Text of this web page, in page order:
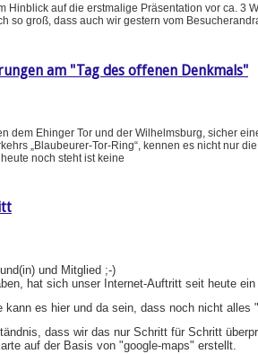
Hinblick auf die erstmalige Präsentation vor ca.
so groß, dass auch wir gestern vom
am "Tag des offenen Denkmals"
dem Ehinger Tor und der Wilhelmsburg, sicher
„Blaubeurer-Tor-Ring“, kennen es nicht nur
noch steht ist keine
und Mitglied ;-)
hat sich unser Internet-Auftritt seit heute ein
kann es hier und da sein, dass noch nicht
dass wir das nur Schritt für Schritt
auf der Basis von "google-maps" erstellt.